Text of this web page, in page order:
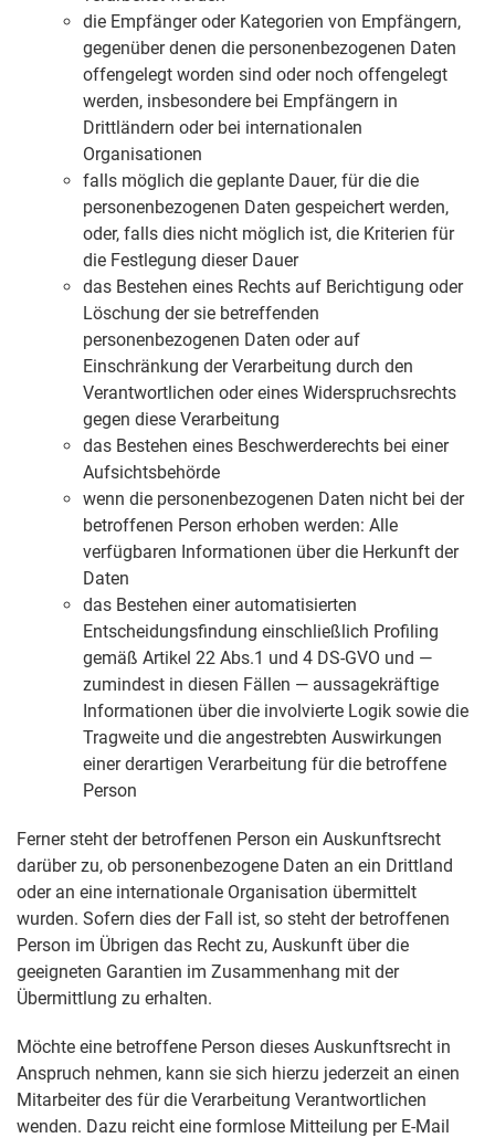
die Empfänger oder Kategorien von Empfängern,
gegenüber denen die personenbezogenen Daten
offengelegt worden sind oder noch offengelegt
werden, insbesondere bei Empfängern in
Drittländern oder bei internationalen
Organisationen
falls möglich die geplante Dauer, für die die
personenbezogenen Daten gespeichert werden,
oder, falls dies nicht möglich ist, die Kriterien für
die Festlegung dieser Dauer
das Bestehen eines Rechts auf Berichtigung oder
Löschung der sie betreffenden
personenbezogenen Daten oder auf
Einschränkung der Verarbeitung durch den
Verantwortlichen oder eines Widerspruchsrechts
gegen diese Verarbeitung
das Bestehen eines Beschwerderechts bei einer
Aufsichtsbehörde
wenn die personenbezogenen Daten nicht bei der
betroffenen Person erhoben werden: Alle
verfügbaren Informationen über die Herkunft der
Daten
das Bestehen einer automatisierten
Entscheidungsfindung einschließlich Profiling
gemäß Artikel 22 Abs.1 und 4 DS-GVO und —
zumindest in diesen Fällen — aussagekräftige
Informationen über die involvierte Logik sowie die
Tragweite und die angestrebten Auswirkungen
einer derartigen Verarbeitung für die betroffene
Person
Ferner steht der betroffenen Person ein Auskunftsrecht
darüber zu, ob personenbezogene Daten an ein Drittland
oder an eine internationale Organisation übermittelt
wurden. Sofern dies der Fall ist, so steht der betroffenen
Person im Übrigen das Recht zu, Auskunft über die
geeigneten Garantien im Zusammenhang mit der
Übermittlung zu erhalten.
Möchte eine betroffene Person dieses Auskunftsrecht in
Anspruch nehmen, kann sie sich hierzu jederzeit an einen
Mitarbeiter des für die Verarbeitung Verantwortlichen
wenden. Dazu reicht eine formlose Mitteilung per E-Mail